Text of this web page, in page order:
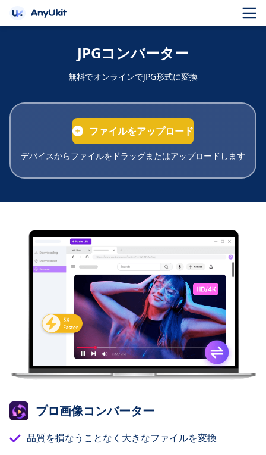
JPGコンバーター
無料でオンラインでJPG形式に変換
ファイルをアップロード
デバイスからファイルをドラッグまたはアップロードします
プロ画像コンバーター
品質を損なうことなく大きなファイルを変換